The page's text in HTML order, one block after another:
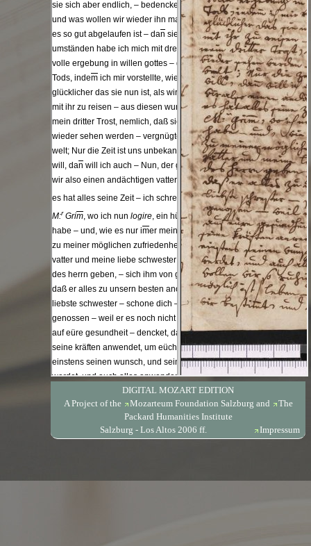
DIGITAL MOZART EDITION
A Project of the
Mozarteum Foundation Salzburg and
The
Packard Humanities Institute
Salzburg - Los Altos 2006 ff.
Impressum